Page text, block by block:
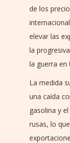
de los
elevar las
la
la guerra en
La medida
una caída
gasolina y
rusas, lo